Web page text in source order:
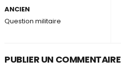
ANCIEN
Question militaire
PUBLIER UN COMMENTAIRE